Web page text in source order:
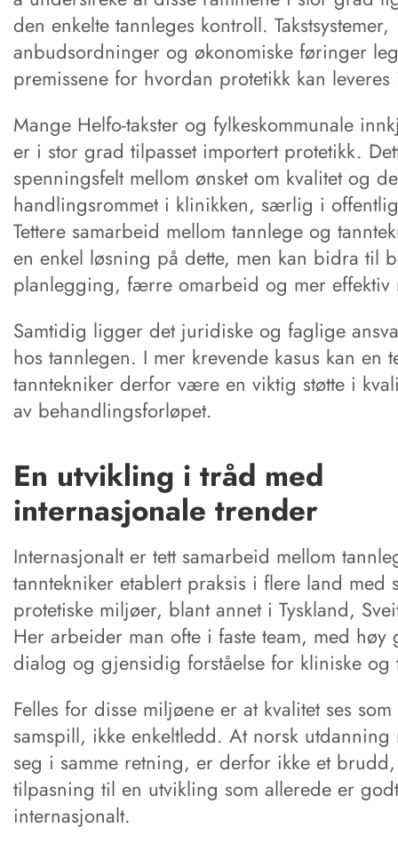
den enkelte tannleges kontroll. Takstsystemer,
anbudsordninger og økonomiske føringer
premissene for hvordan protetikk kan
Mange Helfo-takster og fylkeskommunale
er i stor grad tilpasset importert protetikk.
spenningsfelt mellom ønsket om kvalitet og
handlingsrommet i klinikken, særlig i
Tettere samarbeid mellom tannlege og
en enkel løsning på dette, men kan bidra til
planlegging, færre omarbeid og mer effektiv
Samtidig ligger det juridiske og faglige
hos tannlegen. I mer krevende kasus kan en
tanntekniker derfor være en viktig støtte i
av behandlingsforløpet.
En utvikling i tråd med
internasjonale trender
Internasjonalt er tett samarbeid mellom
tanntekniker etablert praksis i flere land med
protetiske miljøer, blant annet i Tyskland,
Her arbeider man ofte i faste team, med
dialog og gjensidig forståelse for kliniske og
Felles for disse miljøene er at kvalitet ses
samspill, ikke enkeltledd. At norsk utdanning
seg i samme retning, er derfor ikke et
tilpasning til en utvikling som allerede er
internasjonalt.